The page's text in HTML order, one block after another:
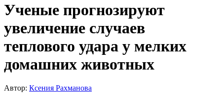
Ученые прогнозируют
увеличение случаев
теплового удара у мелких
домашних животных
Автор: Ксения Рахманова